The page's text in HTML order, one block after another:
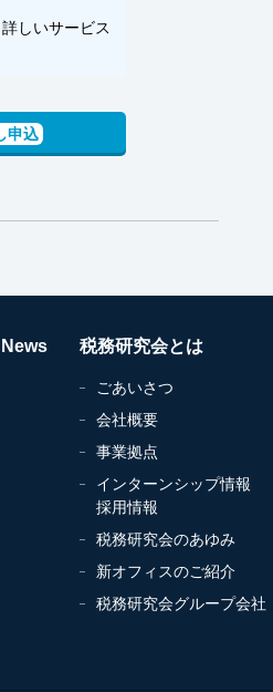
しいサービス
申込
税務研究会とは
ごあいさつ
会社概要
事業拠点
インターンシップ情報
採用情報
税務研究会のあゆみ
新オフィスのご紹介
税務研究会グループ会社